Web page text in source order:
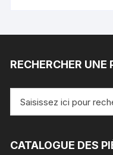
RECHERCHER UNE
pour
CATALOGUE DES